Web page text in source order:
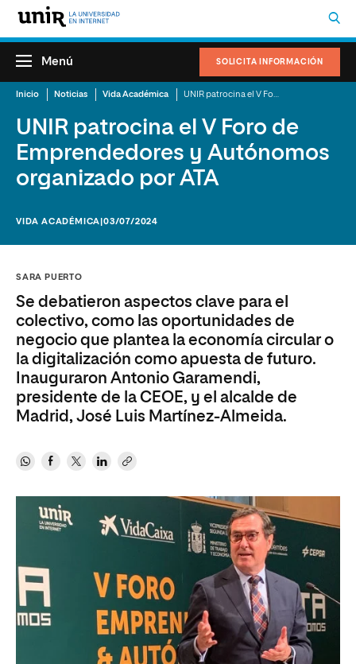
SOLICITA INFORMACIÓN
Menú
Inicio Noticias Vida Académica
UNIR patrocina el V Foro de
Emprendedores y Autónomos
organizado por ATA
VIDA ACADÉMICA |03/07/2024
SARA PUERTO
Se debatieron aspectos clave para el
colectivo, como las oportunidades de
negocio que plantea la economía circular o
la digitalización como apuesta de futuro.
Inauguraron Antonio Garamendi,
presidente de la CEOE, y el alcalde de
Madrid, José Luis Martínez-Almeida.